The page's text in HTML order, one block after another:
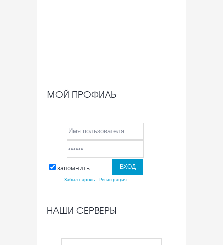
МОЙ ПРОФИЛЬ
запомнить
Забыл пароль| Регистрация
НАШИ СЕРВЕРЫ